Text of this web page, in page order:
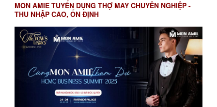
MON AMIE TUYỂN DỤNG THỢ MAY CHUYÊN NGHIỆP -
THU NHẬP CAO, ỔN ĐỊNH